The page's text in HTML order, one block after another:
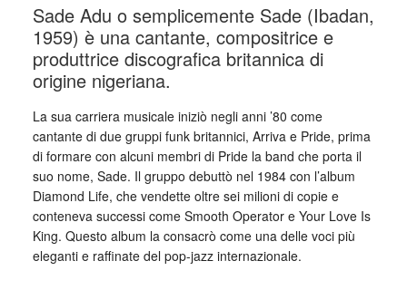
Sade Adu o semplicemente Sade (Ibadan,
1959) è una cantante, compositrice e
produttrice discografica britannica di
origine nigeriana.
La sua carriera musicale iniziò negli anni ’80 come
cantante di due gruppi funk britannici, Arriva e Pride, prima
di formare con alcuni membri di Pride la band che porta il
suo nome, Sade. Il gruppo debuttò nel 1984 con l’album
Diamond Life, che vendette oltre sei milioni di copie e
conteneva successi come Smooth Operator e Your Love Is
King. Questo album la consacrò come una delle voci più
eleganti e raffinate del pop-jazz internazionale.